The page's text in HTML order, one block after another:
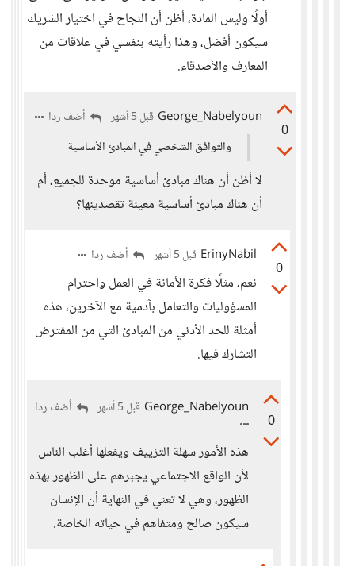
أولًا وليس المادة، أظن أن النجاح في اختيار الشريك
سيكون أفضل، وهذا رأيته بنفسي في علاقات من
المعارف والأصدقاء.
0
George_Nabelyoun قبل 5 أشهر
أضف ردا
والتوافق الشخصي في المبادئ الأساسية
لا أظن أن هناك مبادئ أساسية موحدة للجميع، أم
أن هناك مبادئ أساسية معينة تقصدينها؟
0
ErinyNabil قبل 5 أشهر أضف ردا
نعم، مثلًا فكرة الأمانة في العمل واحترام
المسؤوليات والتعامل بآدمية مع الآخرين، هذه
أمثلة للحد الأدني من المبادئ التي من المفترض
التشارك فيها.
0
George_Nabelyoun قبل 5 أشهر أضف ردا
هذه الأمور سهلة التزييف ويفعلها أغلب الناس
لأن الواقع الاجتماعي يجبرهم على الظهور بهذه
الظهور، وهي لا تعني في النهاية أن الإنسان
سيكون صالح ومتفاهم في حياته الخاصة.